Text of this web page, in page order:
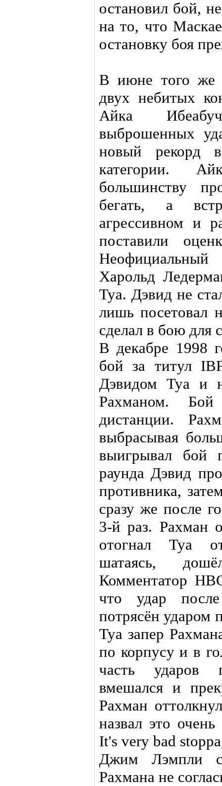
остановил бой,
на то, что
остановку боя
В июне того же
двух небитых
Айка
выброшенных
новый рекорд в
категории.
большинству
бегать, а
агрессивном и
поставили
Неофициальный
Харольд
Туа. Дэвид не
лишь посетовал
сделал в бою для
В декабре 1998
бой за титул
Дэвидом Туа и
Рахманом.
дистанции.
выбрасывая
выигрывал бой
раунда Дэвид
противника,
сразу же после
3-й раз. Рахман
отогнал Туа
шатаясь,
Комментатор
что удар
потрясён ударом
Туа запер
по корпусу и в
часть ударов
вмешался и
Рахман
назвал это
It's very bad
Джим Лэмпли
Рахмана не